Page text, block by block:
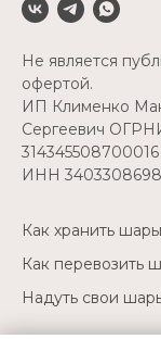
Не является
офертой.
ИП Клименко
Сергеевич
314345508700016
ИНН
Как хранить шары
Как перевозить
Надуть свои